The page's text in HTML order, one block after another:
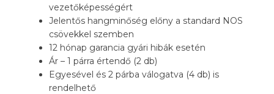
vezetőképességért
Jelentős hangminőség előny a standard NOS
csövekkel szemben
12 hónap garancia gyári hibák esetén
Ár – 1 párra értendő (2 db)
Egyesével és 2 párba válogatva (4 db) is
rendelhető